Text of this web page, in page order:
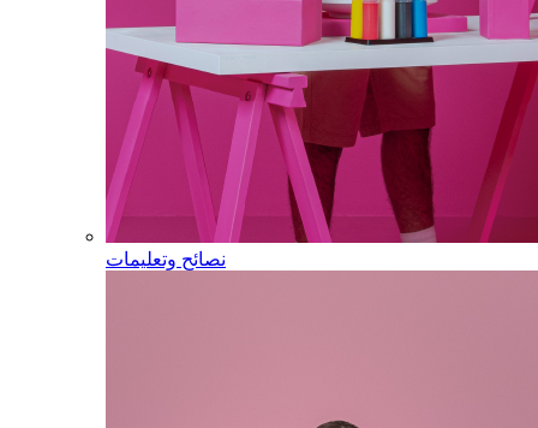
نصائح وتعليمات